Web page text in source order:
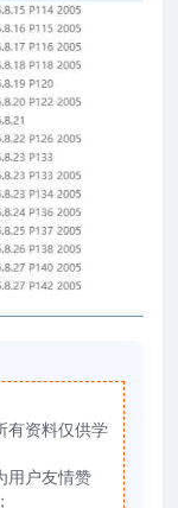
有资料仅供学
用户友情赞